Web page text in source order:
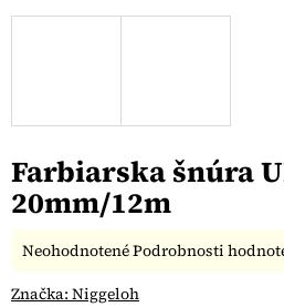
Farbiarska šnúra
20mm/12m
Priemerné
produktu
NeohodnotenéPodrobnosti
Značka: Niggeloh